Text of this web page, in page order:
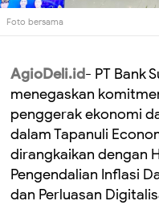
Foto bersama
AgioDeli.id- PT Bank
menegaskan
penggerak ekonomi
dalam Tapanuli
dirangkaikan dengan
Pengendalian Inflasi
dan Perluasan